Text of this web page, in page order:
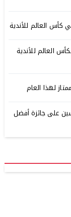
كأس العالم للأندية
العالم للأندية
لهذا العام
على جائزة أفضل